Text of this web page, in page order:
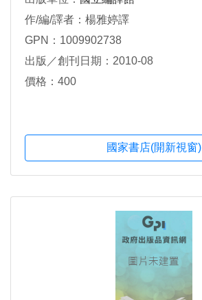
作/編/譯者：楊雅婷譯
GPN：1009902738
出版／創刊日期：2010-08
價格：400
國家書店(開新視窗)